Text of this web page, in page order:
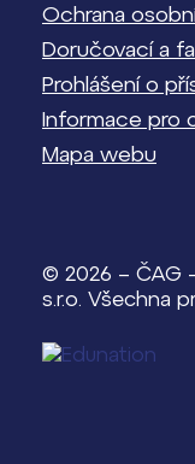
Ochrana
Doručovací a
Prohlášení o
Informace pro
Mapa webu
© 2026 – ČAG
s.r.o. Všechna